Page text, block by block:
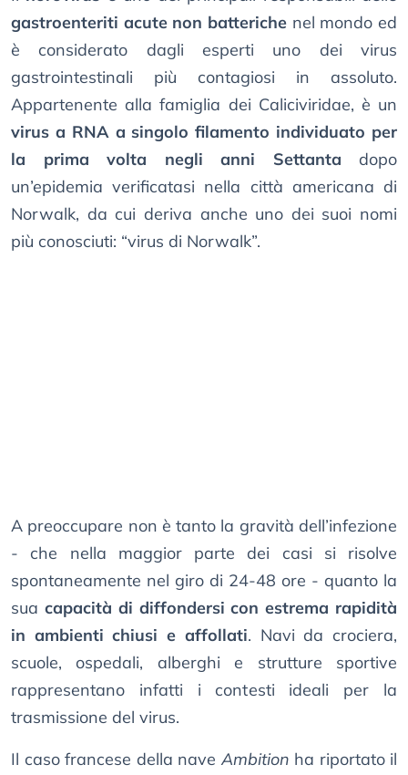
gastroenteriti acute non batteriche nel mondo ed
è considerato dagli esperti uno dei virus
gastrointestinali più contagiosi in assoluto.
Appartenente alla famiglia dei Caliciviridae, è un
virus a RNA a singolo filamento individuato per
la prima volta negli anni Settanta dopo
un’epidemia verificatasi nella città americana di
Norwalk, da cui deriva anche uno dei suoi nomi
più conosciuti: “virus di Norwalk”.
A preoccupare non è tanto la gravità dell’infezione
- che nella maggior parte dei casi si risolve
spontaneamente nel giro di 24-48 ore - quanto la
sua capacità di diffondersi con estrema rapidità
in ambienti chiusi e affollati. Navi da crociera,
scuole, ospedali, alberghi e strutture sportive
rappresentano infatti i contesti ideali per la
trasmissione del virus.
Il caso francese della naveAmbition ha riportato il